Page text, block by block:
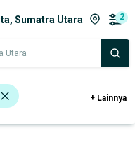
Sumatra Utara 2
Utara
+ Lainnya